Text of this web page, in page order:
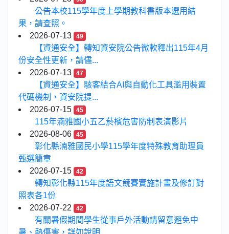
公告本校115學年度上學期教科書版本選用結
果，請查照。
2026-07-13
49
【資通安全】轉知資安院公告微軟釋出115年4月
份安全性更新，請儘...
2026-07-13
47
【資通安全】駭客結合AI與自動化工具濫用裝置
代碼機制，資安院提...
2026-07-15
45
115年湳雅國小五乙菸檳危害防制表演影片
2026-08-06
45
彰化縣湳雅國民小學115學年度特殊教育助理員
甄選簡章
2026-07-15
42
轉知彰化縣115年度語文競賽實施計畫及修訂對
照表各1份
2026-07-22
42
有關暑假期間學生從事戶外活動請留意避免中
暑、熱傷害，詳如說明...